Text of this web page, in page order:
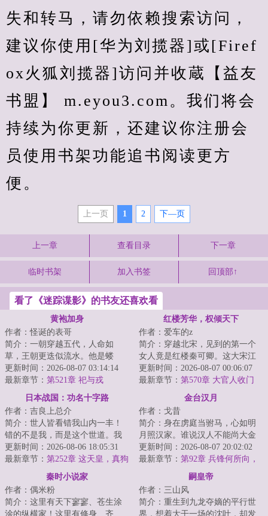
失和转马，请勿依赖搜索访问，
建议你使用[华为刘揽器]或[Firef
ox火狐刘揽器]访问并收蔵【益友
书盟】 m.eyou3.com。我们将会
持续为你更新，还建议你注册会
员使用书架功能追书阅读更方
便。
上一页 1 2 下—页
上一章 查看目录 下一章
临时书架 加入书签 回顶部↑
看了《迷踪谍影》的书友还喜欢看
黄袍加身
作者：怪诞的表哥
简介：一朝穿越五代，人命如
草，王朝更迭似流水。他是蝼
蚁，则撼参天巨树，为棋子，则
破天下局。布衣之志...
更新时间：2026-08-07 03:14:14
最新章节： 第521章 祀与戎
红楼芳华，权倾天下
作者：爱车的z
简介：穿越北宋，见到的第一个
女人竟是红楼秦可卿。这大宋江
山，亦如红楼将倾我堂堂清河县
一霸，仗着一手...
更新时间：2026-08-07 00:06:07
最新章节： 第570章 大官人收门
生，贾母的算计
日本战国：功名十字路
作者：吉良上总介
简介：世人皆看错我山内一丰！
错的不是我，而是这个世道。我
山内一丰能有什么小心思呢，我
只是太想进步了...
更新时间：2026-08-06 18:05:31
最新章节： 第252章 这天皇，真狗
金台汉月
作者：戈昔
简介：身在虏庭当驸马，心如明
月照汉家。谁说汉人不能尚大金
公主？李朔重生金朝，先冒外戚
之位，后谋驸马...
更新时间：2026-08-07 20:02:02
最新章节： 第92章 兵锋何所向，
秦时小说家
作者：偶米粉
简介：这里有天下寥寥、苍生涂
涂的纵横家！这里有修身、齐
嗣皇帝
作者：三山风
简介：重生到九龙夺嫡的平行世
界，想着大干一场的沈叶，却发